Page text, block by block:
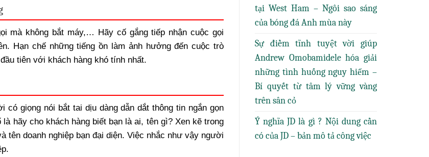
mà không bắt máy,… Hãy cố gắng tiếp nhận cuộc gọi
Hạn chế những tiếng ồn làm ảnh hưởng đến cuộc trò
tiên với khách hàng khó tính nhất.
giọng nói bắt tai dịu dàng dẫn dắt thông tin ngắn gọn
hãy cho khách hàng biết bạn là ai, tên gì? Xen kẽ trong
tên doanh nghiệp bạn đại diện. Việc nhắc như vậy người
tại West Ham – Ngôi sao sáng
của bóng đá Anh mùa này
Sự điềm tĩnh tuyệt vời giúp
Andrew Omobamidele hóa giải
những tình huống nguy hiểm –
Bí quyết từ tâm lý vững vàng
trên sân cỏ
Ý nghĩa JD là gì ? Nội dung cần
có của JD – bản mô tả công việc